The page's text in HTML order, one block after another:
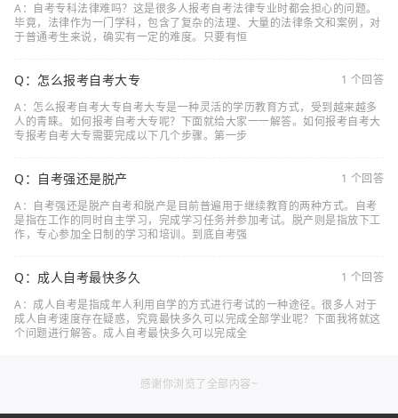
A：自考专科法律难吗？这是很多人报考自考法律专业时都会担心的问题。
毕竟，法律作为一门学科，包含了复杂的法理、大量的法律条文和案例，对
于普通考生来说，确实有一定的难度。只要有恒
Q：怎么报考自考大专
1 个回答
A：怎么报考自考大专自考大专是一种灵活的学历教育方式，受到越来越多
人的青睐。如何报考自考大专呢？下面就给大家一一解答。如何报考自考大
专报考自考大专需要完成以下几个步骤。第一步
Q：自考强还是脱产
1 个回答
A：自考强还是脱产自考和脱产是目前普遍用于继续教育的两种方式。自考
是指在工作的同时自主学习，完成学习任务并参加考试。脱产则是指放下工
作，专心参加全日制的学习和培训。到底自考强
Q：成人自考最快多久
1 个回答
A：成人自考是指成年人利用自学的方式进行考试的一种途径。很多人对于
成人自考速度存在疑惑，究竟最快多久可以完成全部学业呢？下面我将就这
个问题进行解答。成人自考最快多久可以完成全
感谢你浏览了全部内容~